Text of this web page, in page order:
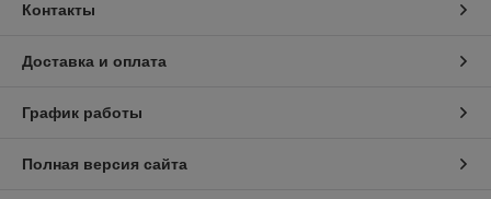
Контакты
Доставка и оплата
График работы
Полная версия сайта